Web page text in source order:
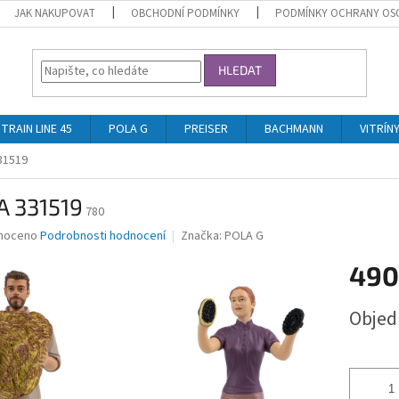
JAK NAKUPOVAT OBCHODNÍ PODMÍNKY PODMÍNKY OCHRANY
HLEDAT
TRAIN LINE 45 POLA G PREISER BACHMANN
331519 780
Podrobnosti hodnocení Značka: POLA G
cena: